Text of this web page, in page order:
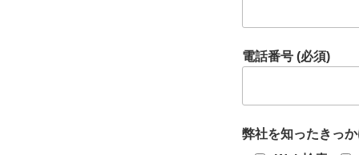
電話番号 (必須)
弊社を知ったきっ